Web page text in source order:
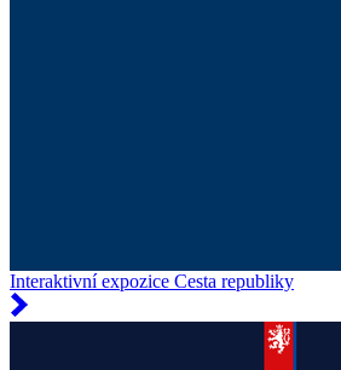
Interaktivní expozice Cesta republiky